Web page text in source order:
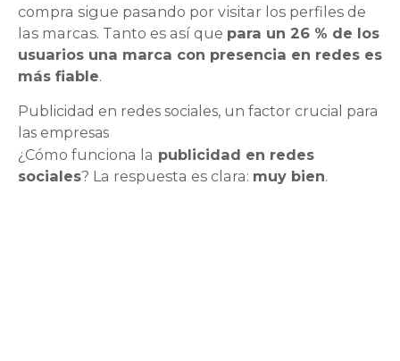
compra sigue pasando por visitar los perfiles de
las marcas. Tanto es así que para un 26 % de los
usuarios una marca con presencia en redes es
más fiable.
Publicidad en redes sociales, un factor crucial para
las empresas
¿Cómo funciona la publicidad en redes
sociales? La respuesta es clara: muy bien.